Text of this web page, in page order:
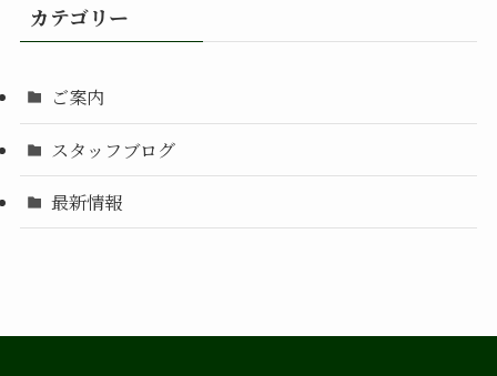
カテゴリー
ご案内
スタッフブログ
最新情報